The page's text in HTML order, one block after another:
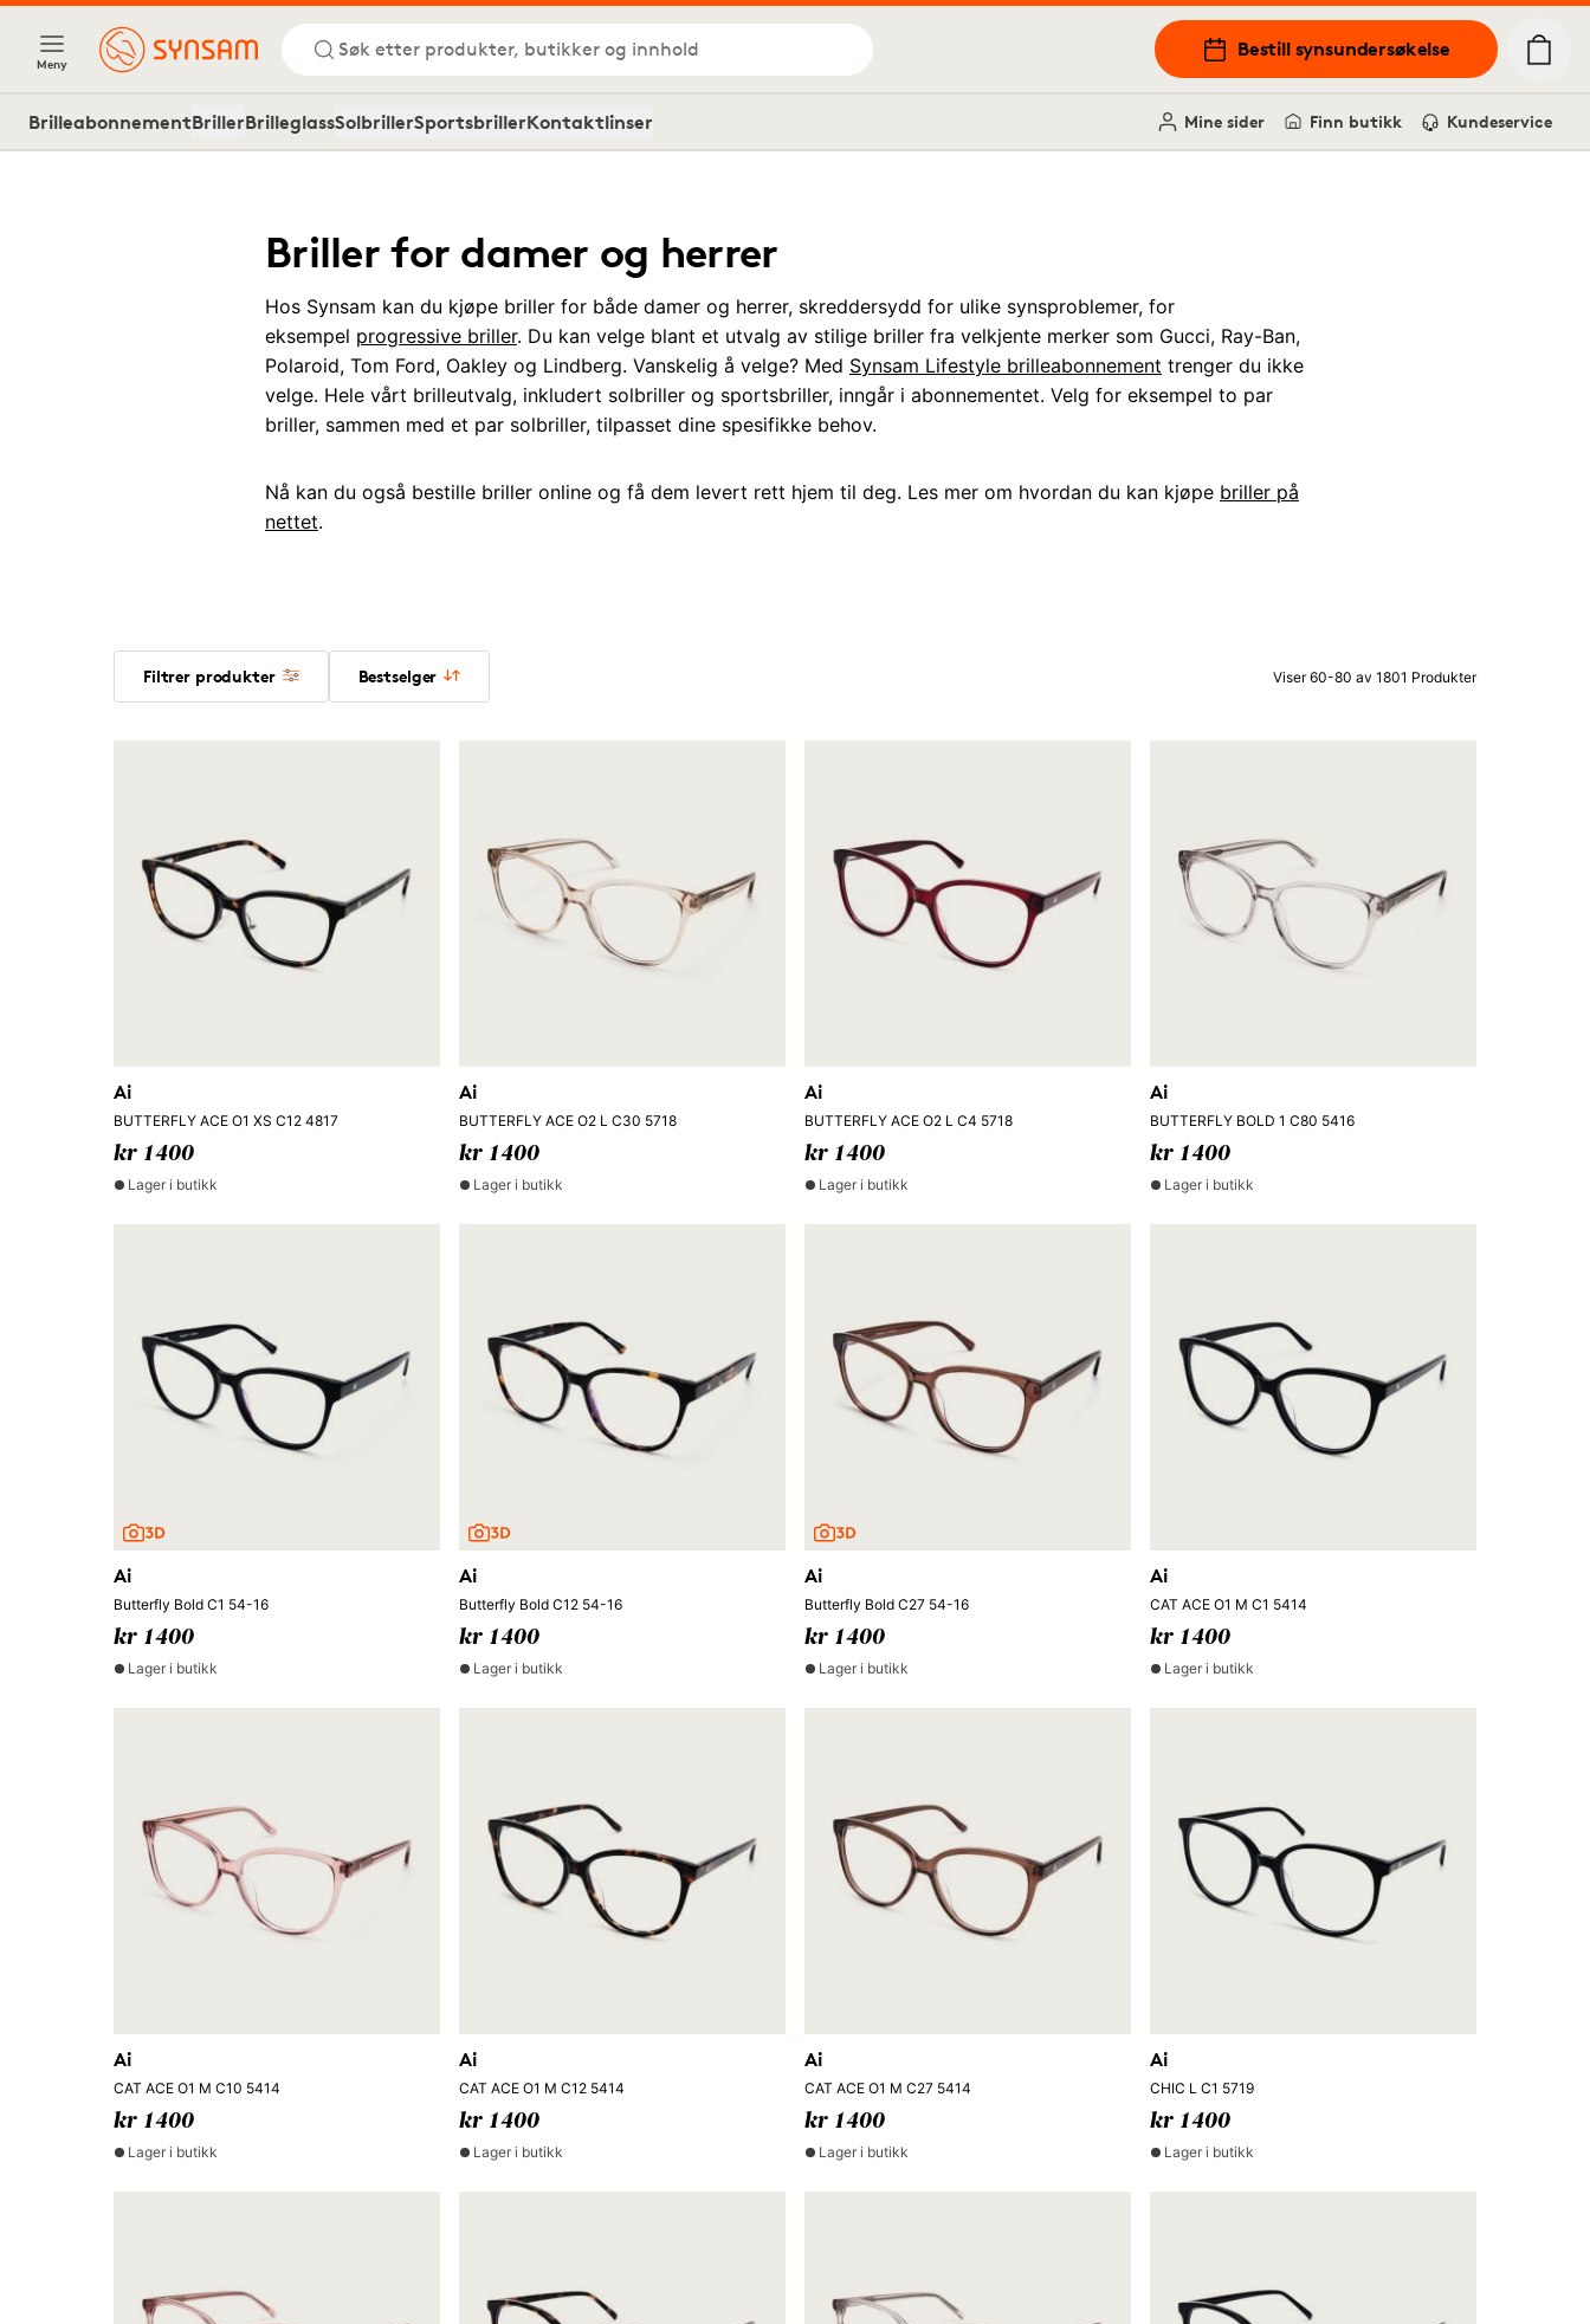
Meny
Søk etter produkter, butikker og innhold Bestill synsundersøkelse
BrilleabonnementBrillerBrilleglassSolbrillerSportsbrillerKontaktlinser Mine sider Finn butikk Kundeservice
Briller for damer og herrer
Hos Synsam kan du kjøpe briller for både damer og herrer, skreddersydd for ulike synsproblemer, for
eksempel progressive briller. Du kan velge blant et utvalg av stilige briller fra velkjente merker som Gucci, Ray-Ban,
Polaroid, Tom Ford, Oakley og Lindberg. Vanskelig å velge? Med Synsam Lifestyle brilleabonnement trenger du ikke
velge. Hele vårt brilleutvalg, inkludert solbriller og sportsbriller, inngår i abonnementet. Velg for eksempel to par
briller, sammen med et par solbriller, tilpasset dine spesifikke behov.
Nå kan du også bestille briller online og få dem levert rett hjem til deg. Les mer om hvordan du kan kjøpe briller på
nettet.
Filtrer produkter Bestselger Viser 60-80 av 1801 Produkter
Ai
BUTTERFLY ACE O1 XS C12 4817
kr 1400
Lager i butikk
Ai
BUTTERFLY ACE O2 L C30 5718
kr 1400
Lager i butikk
Ai
BUTTERFLY ACE O2 L C4 5718
kr 1400
Lager i butikk
Ai
BUTTERFLY BOLD 1 C80 5416
kr 1400
Lager i butikk
Ai
Butterfly Bold C1 54-16
kr 1400
Lager i butikk
Ai
Butterfly Bold C12 54-16
kr 1400
Lager i butikk
Ai
Butterfly Bold C27 54-16
kr 1400
Lager i butikk
Ai
CAT ACE O1 M C1 5414
kr 1400
Lager i butikk
Ai
CAT ACE O1 M C10 5414
kr 1400
Lager i butikk
Ai
CAT ACE O1 M C12 5414
kr 1400
Lager i butikk
Ai
CAT ACE O1 M C27 5414
kr 1400
Lager i butikk
Ai
CHIC L C1 5719
kr 1400
Lager i butikk